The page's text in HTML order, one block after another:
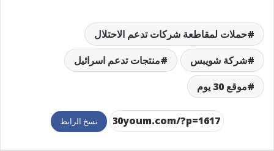
حملات لمقاطعة شركات تدعم الاحتلال
شركة شويبس
منتجات تدعم اسرائيل
موقع 30 يوم
نسخ الرابط